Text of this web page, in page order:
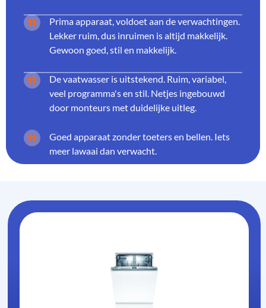
Prima apparaat, voldoet aan de verwachtingen.
Lekker ruim, dus inruimen is altijd makkelijk.
Gewoon goed, stil en makkelijk.
De vaatwasser is uitstekend. Ruim, variabel,
veel programma's en stil. Netjes ingebouwd
door monteurs met duidelijke uitleg.
Goed apparaat zonder toeters en bellen. Iets
meer lawaai dan verwacht.